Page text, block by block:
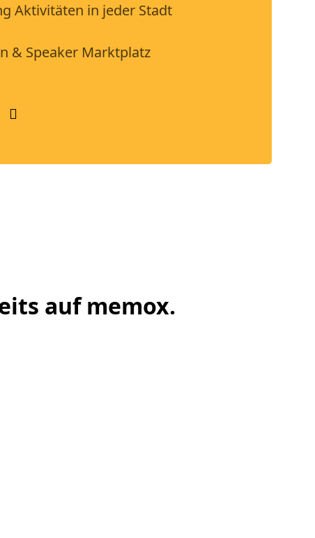
Aktivitäten in jeder Stadt
& Speaker Marktplatz
auf memox.